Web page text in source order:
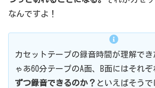
なんですよ！
カセットテープの録音時間が理解で
ゃあ60分テープのA面、B面にはそれぞ
ずつ録音できるのか？ といえばそうで